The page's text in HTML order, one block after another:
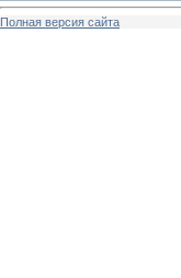
Полная версия сайта